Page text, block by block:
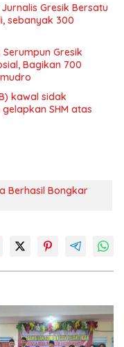
Gresik Bersatu
sebanyak 300
Serumpun Gresik
Bagikan 700
kawal sidak
SHM atas
Berhasil Bongkar